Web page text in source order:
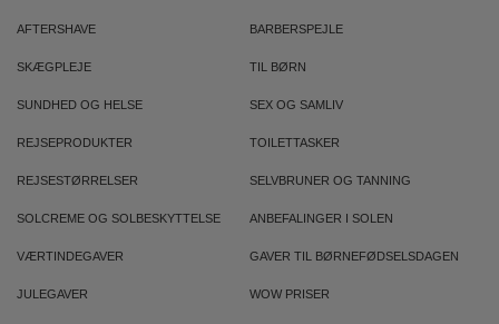
AFTERSHAVE BARBERSPEJLE
SKÆGPLEJE TIL BØRN
SUNDHED OG HELSE SEX OG SAMLIV
REJSEPRODUKTER TOILETTASKER
REJSESTØRRELSER SELVBRUNER OG TANNING
SOLCREME OG SOLBESKYTTELSE ANBEFALINGER I SOLEN
VÆRTINDEGAVER GAVER TIL BØRNEFØDSELSDAGEN
JULEGAVER WOW PRISER